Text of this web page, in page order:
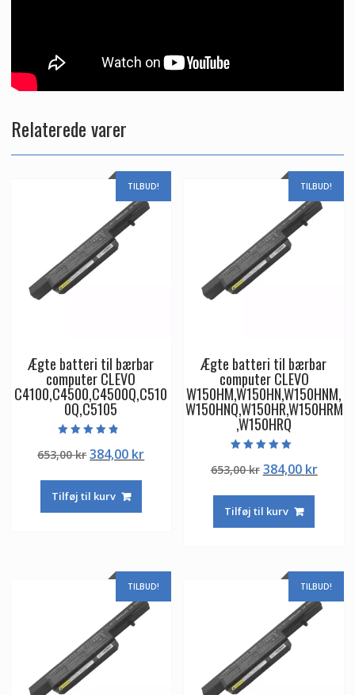
Relaterede varer
TILBUD!
Ægte batteri til bærbar
computer CLEVO
C4100,C4500,C4500Q,C510
0Q,C5105
4.50
ud af 5
653,00krDen
pris
var:
384,00 krDen
Tilføj til kurv
TILBUD!
Ægte batteri til bærbar
computer CLEVO
W150HM,W150HN,W150HNM,
W150HNQ,W150HR,W150HRM
,W150HRQ
5.00
ud af 5
653,00kr Den
pris
var:
384,00 krDen
Tilføj til kurv
TILBUD! TILBUD!